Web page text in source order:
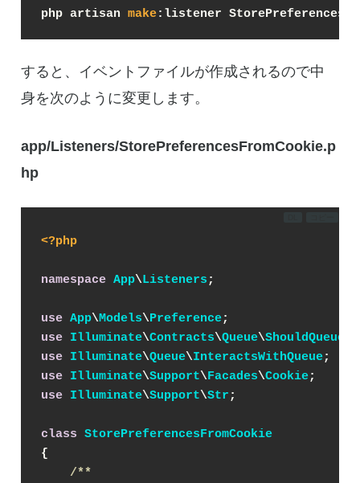
php artisan make:listener
すると、イベントファイルが作成されるので中
身を次のように変更します。
app/Listeners/StorePreferencesFromCookie.p
hp
<?php
namespace App\Listeners ;
use App\Models\Preference
use Illuminate\Contracts\Queue\ShouldQueue
use Illuminate\Queue\InteractsWithQueue
use Illuminate\Support\Facades\Cookie
use Illuminate\Support\Str ;
class StorePreferencesFromCookie
{
/**